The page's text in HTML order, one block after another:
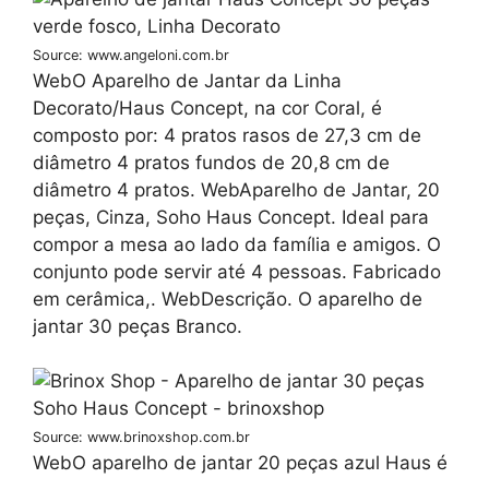
Source: www.angeloni.com.br
WebO Aparelho de Jantar da Linha
Decorato/Haus Concept, na cor Coral, é
composto por: 4 pratos rasos de 27,3 cm de
diâmetro 4 pratos fundos de 20,8 cm de
diâmetro 4 pratos. WebAparelho de Jantar, 20
peças, Cinza, Soho Haus Concept. Ideal para
compor a mesa ao lado da família e amigos. O
conjunto pode servir até 4 pessoas. Fabricado
em cerâmica,. WebDescrição. O aparelho de
jantar 30 peças Branco.
Source: www.brinoxshop.com.br
WebO aparelho de jantar 20 peças azul Haus é